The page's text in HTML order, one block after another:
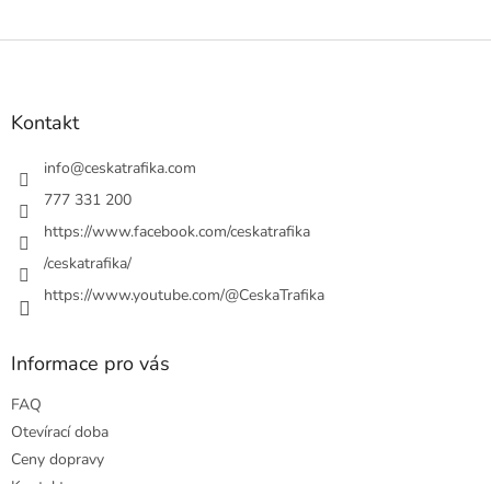
Z
Kontakt
info@ceskatrafika.com
777 331 200
https://www.facebook.com/ceskatrafika
/ceskatrafika/
https://www.youtube.com/@CeskaTrafika
Informace pro vás
FAQ
Otevírací doba
Ceny dopravy